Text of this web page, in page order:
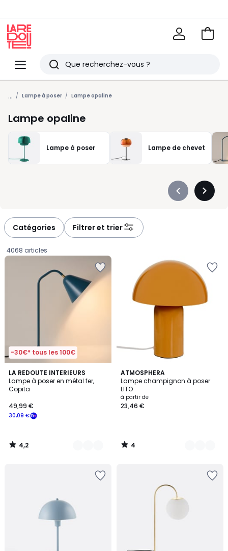
Menu
Redoute
Rechercher
Derniers
articles
vus
Voir
... Lampe à poser Lampe opaline
Lampe opaline
Lampe à poser Lampe de chevet
Précédent
Catégories Filtrer et trier
4068 articles
-30€* tous les 100€
LA REDOUTE INTERIEURS
Lampe à poser en métal fer,
Copita
€
souscrivez
notre
programme
30,09 €
49,99 €
4,2
/ 5
6
Couleurs
4,2
/
ATMOSPHERA
Lampe champignon à poser
LITO
à partir de
23,46 €
4
/
5
8
Couleurs
4
/